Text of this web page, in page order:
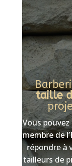
taille
Vous
membre de
répondre à
tailleurs de